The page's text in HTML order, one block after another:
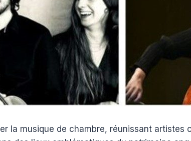
la musique de chambre, réunissant